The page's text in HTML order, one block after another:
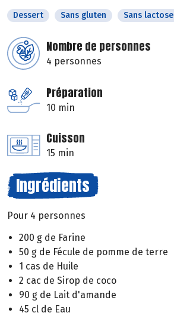
Dessert Sans gluten Sans lactose
Nombre de personnes
4 personnes
Préparation
10 min
Cuisson
15 min
Ingrédients
Pour 4 personnes
200 g de Farine
50 g de Fécule de pomme de terre
1 cas de Huile
2 cac de Sirop de coco
90 g de Lait d'amande
45 cl de Eau